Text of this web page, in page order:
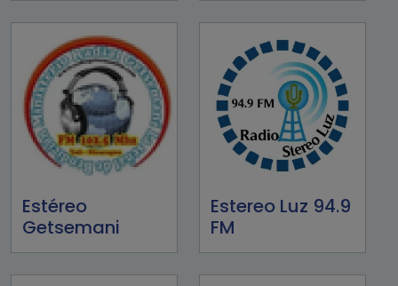
Estéreo
Getsemani
Estereo Luz 94.9
FM